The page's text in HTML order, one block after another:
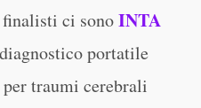
ci sonoINTA
portatile
per traumi cerebrali